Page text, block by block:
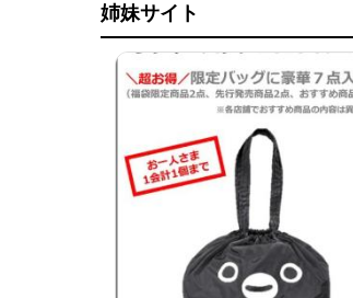
姉妹サイト